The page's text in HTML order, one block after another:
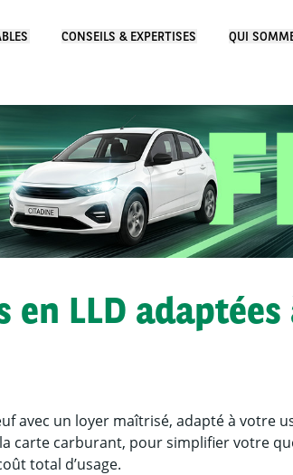
CONSEILS & EXPERTISES QUI
en LLD
avec un loyer maîtrisé, adapté à votre
carte carburant, pour simplifier votre
total d’usage.